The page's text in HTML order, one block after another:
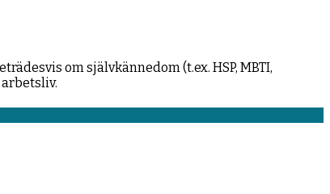
om självkännedom (t.ex. HSP, MBTI,